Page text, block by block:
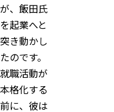
が、飯田氏
を起業へと
突き動かし
たのです。
就職活動が
本格化する
前に、彼は